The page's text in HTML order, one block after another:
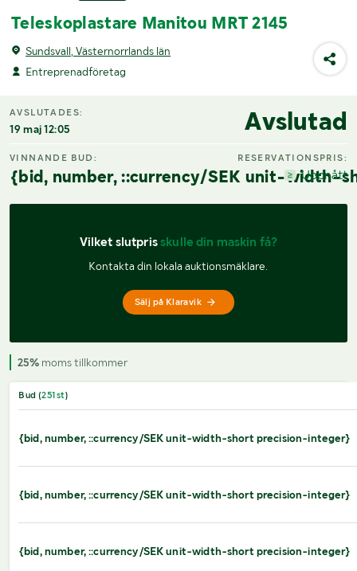
Teleskoplastare Manitou MRT 2145
Sundsvall, Västernorrlands län
Entreprenadföretag
AVSLUTADES:
19 maj 12:05 Avslutad
VINNANDE BUD:
{bid, number, ::currency/SEK unit-width-
RESERVATIONSPRIS:
Uppnått
Vilket slutpris skulle din maskin få?
Kontakta din lokala auktionsmäklare.
Sälj på Klaravik
25% moms tillkommer
Bud (251st)
{bid, number, ::currency/SEK unit-width-short precision-integer}
{bid, number, ::currency/SEK unit-width-short precision-integer}
{bid, number, ::currency/SEK unit-width-short precision-integer}